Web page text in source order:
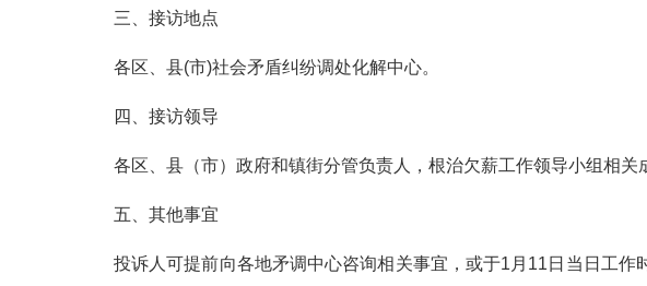
三、接访地点
各区、县(市)社会矛盾纠纷调处化解中心。
四、接访领导
各区、县（市）政府和镇街分管负责人，根治欠薪工作领导小组相关
五、其他事宜
投诉人可提前向各地矛调中心咨询相关事宜，或于1月11日当日工